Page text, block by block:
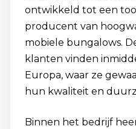
ontwikkeld tot een
producent van
mobiele bungalows.
klanten vinden
Europa, waar ze
hun kwaliteit en
Binnen het bedrijf